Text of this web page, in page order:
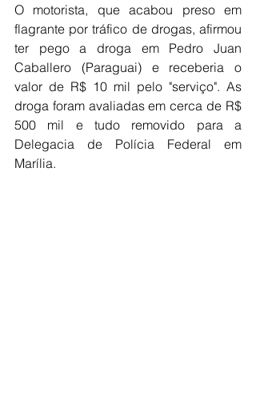
O motorista, que acabou preso em
flagrante por tráfico de drogas, afirmou
ter pego a droga em Pedro Juan
Caballero (Paraguai) e receberia o
valor de R$ 10 mil pelo "serviço". As
droga foram avaliadas em cerca de R$
500 mil e tudo removido para a
Delegacia de Polícia Federal em
Marília.